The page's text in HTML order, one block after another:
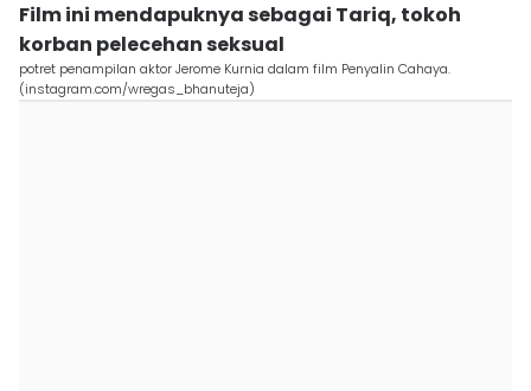
Film ini mendapuknya sebagai Tariq, tokoh
korban pelecehan seksual
potret penampilan aktor Jerome Kurnia dalam film Penyalin Cahaya.
(instagram.com/wregas_bhanuteja)